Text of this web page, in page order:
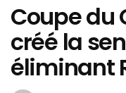
Coupe du
créé la
éliminant